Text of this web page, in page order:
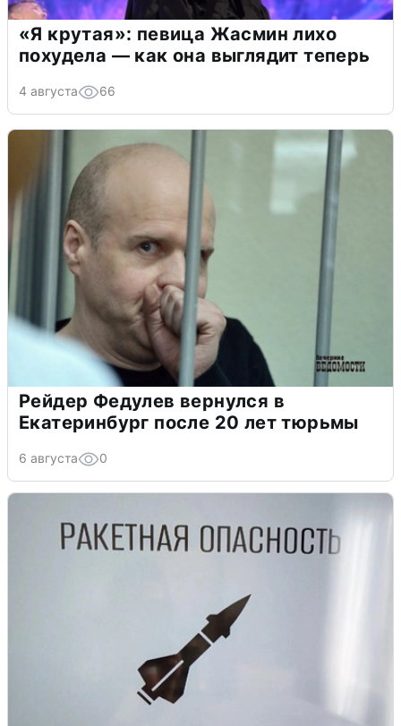
«Я крутая»: певица Жасмин лихо
похудела — как она выглядит теперь
4 августа 66
Рейдер Федулев вернулся в
Екатеринбург после 20 лет тюрьмы
6 августа 0